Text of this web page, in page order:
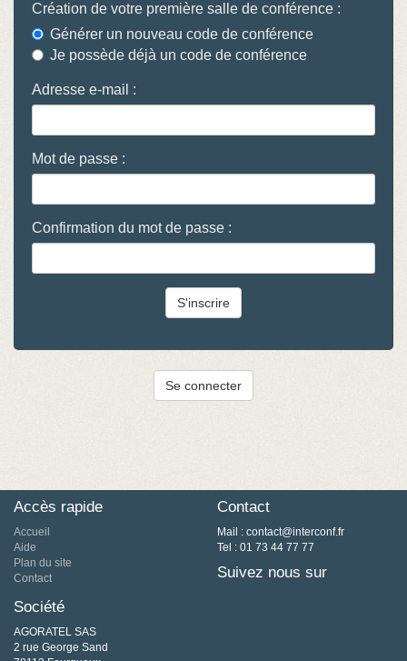
Création de votre première salle de conférence :
Générer un nouveau code de conférence
Je possède déjà un code de conférence
Adresse e-mail :
Mot de passe :
Confirmation du mot de passe :
S'inscrire
Se connecter
Accès rapide
Accueil
Aide
Plan du site
Contact
Contact
Mail : contact@interconf.fr
Tel : 01 73 44 77 77
Suivez nous sur
Société
AGORATEL SAS
2 rue George Sand